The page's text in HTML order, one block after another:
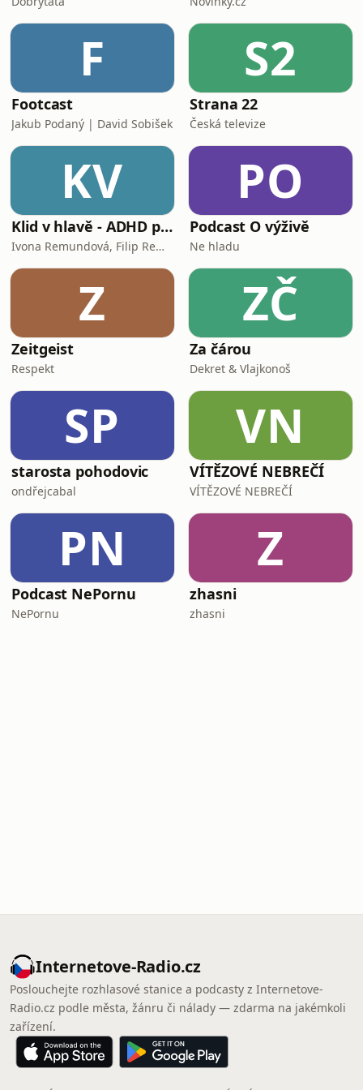
F
Footcast
Jakub Podaný | David Sobišek
S2
Strana 22
Česká televize
KV
Klid v hlavě - ADHD podcast
Ivona Remundová, Filip Remunda
PO
Podcast O výživě
Ne hladu
Z
Zeitgeist
Respekt
ZČ
Za čárou
Dekret & Vlajkonoš
SP
starosta pohodovic
ondřejcabal
VN
VÍTĚZOVÉ NEBREČÍ
VÍTĚZOVÉ NEBREČÍ
PN
Podcast NePornu
NePornu
Z
zhasni
zhasni
Internetove-Radio.cz
Poslouchejte rozhlasové stanice a podcasty z Internetove-
Radio.cz podle města, žánru či nálady — zdarma na jakémkoli
zařízení.